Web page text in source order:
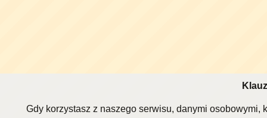
Gdy korzystasz z naszego serwisu, danymi osobowymi,